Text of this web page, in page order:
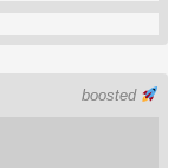
boosted